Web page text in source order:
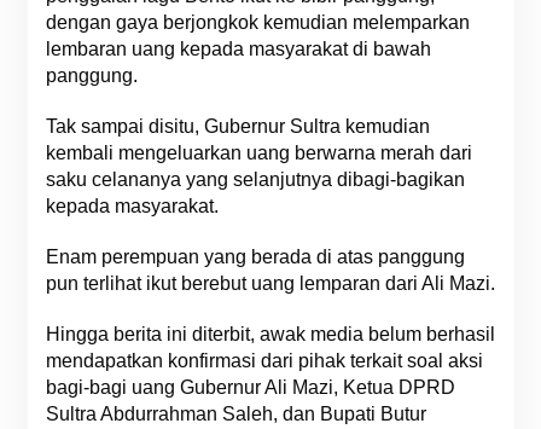
dengan gaya berjongkok kemudian melemparkan
lembaran uang kepada masyarakat di bawah
panggung.
Tak sampai disitu, Gubernur Sultra kemudian
kembali mengeluarkan uang berwarna merah dari
saku celananya yang selanjutnya dibagi-bagikan
kepada masyarakat.
Enam perempuan yang berada di atas panggung
pun terlihat ikut berebut uang lemparan dari Ali Mazi.
Hingga berita ini diterbit, awak media belum berhasil
mendapatkan konfirmasi dari pihak terkait soal aksi
bagi-bagi uang Gubernur Ali Mazi, Ketua DPRD
Sultra Abdurrahman Saleh, dan Bupati Butur